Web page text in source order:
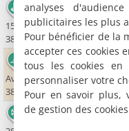
Golf 9 trous de l'Alpe
151 chemin de Fond Morelle
38750 L'Alpe d'Huez
Pisicne couverte
Avenue de Brandes
38750 L'Alpe d'Huez
Station de l'Alpe d'Huez
analyses
publicitaires les plus
Pour bénéficier de la
accepter ces cookies
tous les cookies
personnaliser votre
Pour en savoir plus,
de gestion des